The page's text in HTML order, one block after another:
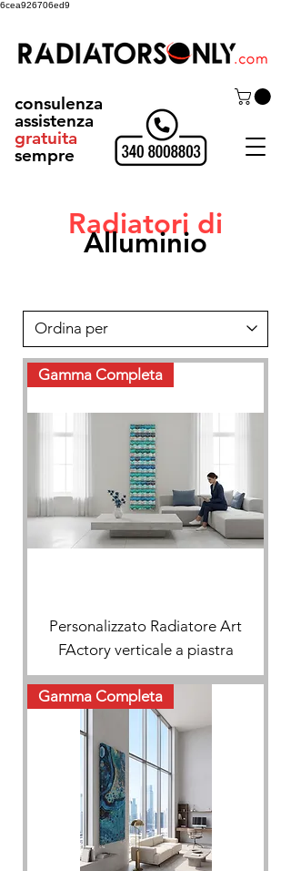
6cea926706ed9
consulenza
assistenza
gratuita
sempre
Radiatori di
Alluminio
Gamma Completa
Personalizzato Radiatore Art
FActory verticale a piastra
Gamma Completa